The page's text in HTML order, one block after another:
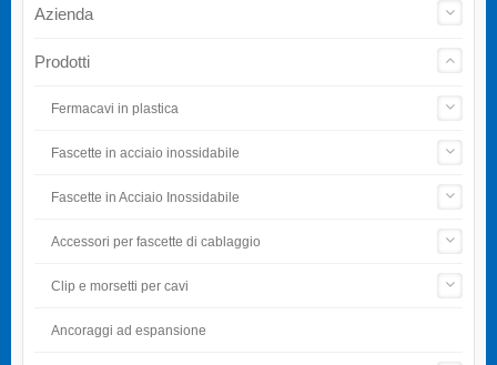
Azienda
Prodotti
Fermacavi in plastica
Fascette in acciaio inossidabile
Fascette in Acciaio Inossidabile
Accessori per fascette di cablaggio
Clip e morsetti per cavi
Ancoraggi ad espansione